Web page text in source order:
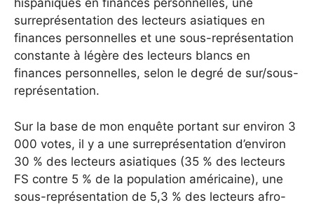
hispaniques en finances personnelles, une
surreprésentation des lecteurs asiatiques en
finances personnelles et une sous-représentation
constante à légère des lecteurs blancs en
finances personnelles, selon le degré de sur/sous-
représentation.
Sur la base de mon enquête portant sur environ 3
000 votes, il y a une surreprésentation d’environ
30 % des lecteurs asiatiques (35 % des lecteurs
FS contre 5 % de la population américaine), une
sous-représentation de 5,3 % des lecteurs afro-